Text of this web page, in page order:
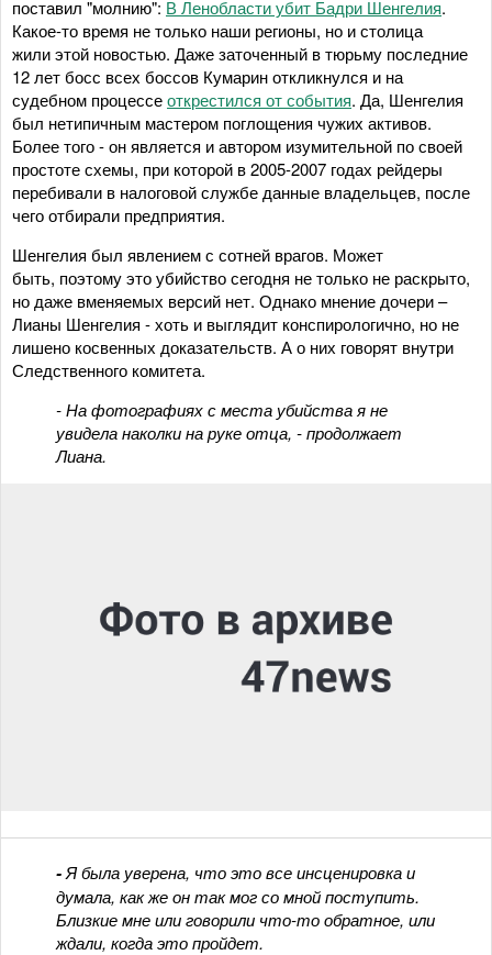
поставил "молнию": В Ленобласти убит Бадри Шенгелия.
Какое-то время не только наши регионы, но и столица
жили этой новостью. Даже заточенный в тюрьму последние
12 лет босс всех боссов Кумарин откликнулся и на
судебном процессеоткрестился от события. Да, Шенгелия
был нетипичным мастером поглощения чужих активов.
Более того - он является и автором изумительной по своей
простоте схемы, при которой в 2005-2007 годах рейдеры
перебивали в налоговой службе данные владельцев, после
чего отбирали предприятия.
Шенгелия был явлением с сотней врагов. Может
быть, поэтому это убийство сегодня не только не раскрыто,
но даже вменяемых версий нет. Однако мнение дочери –
Лианы Шенгелия - хоть и выглядит конспирологично, но не
лишено косвенных доказательств. А о них говорят внутри
Следственного комитета.
- На фотографиях с места убийства я не
увидела наколки на руке отца, - продолжает
Лиана.
-Я была уверена, что это все инсценировка и
думала, как же он так мог со мной поступить.
Близкие мне или говорили что-то обратное, или
ждали, когда это пройдет.